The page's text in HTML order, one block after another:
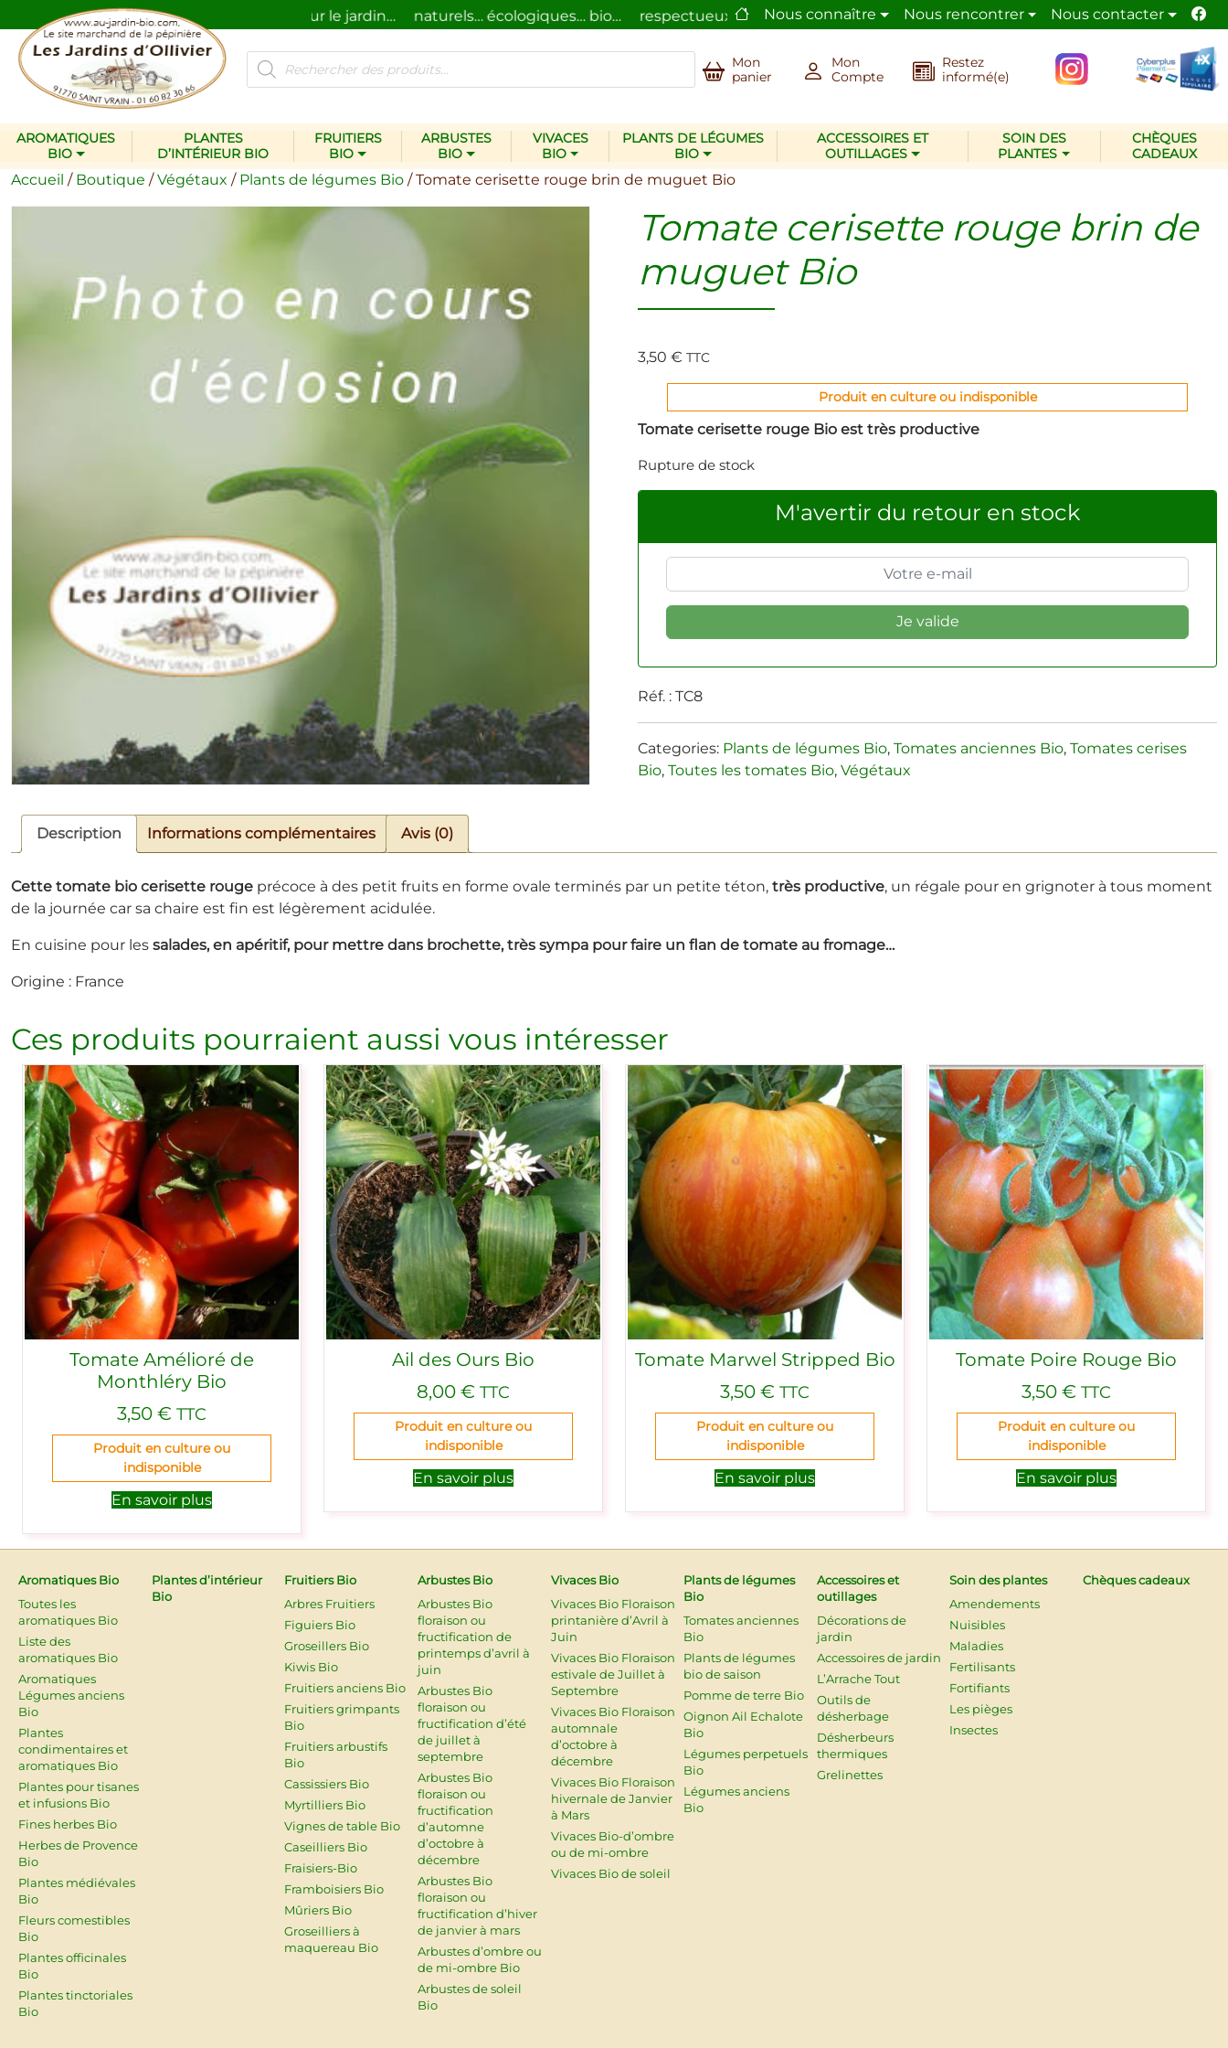
Des plantes et des produits pour le jardin… naturels… écologiques… bio… respectueux de l’homme et de la nature. La pépinière Les Jardins d’Ollivier
Nous connaître Nous rencontrer Nous contacter
Recherche
de
produits
Mon
panier
Mon
Compte
Restez
informé(e)
AROMATIQUES
BIO
PLANTES
D’INTÉRIEUR BIO
FRUITIERS
BIO
ARBUSTES
BIO
VIVACES
BIO
PLANTS DE LÉGUMES
BIO
ACCESSOIRES ET
OUTILLAGES
SOIN DES
PLANTES
CHÈQUES
CADEAUX
Accueil / Boutique /Végétaux / Plants de légumes Bio / Tomate cerisette rouge brin de muguet Bio
Tomate cerisette rouge brin de
muguet Bio
3,50€ TTC
Produit en culture ou indisponible
Tomate cerisette rouge Bio est très productive
Rupture de stock
M'avertir du retour en stock
Réf. :TC8
Categories: Plants de légumes Bio,Tomates anciennes Bio,Tomates cerises
Bio,Toutes les tomates Bio,Végétaux
Description Informations complémentaires Avis (0)
Cette tomate bio cerisette rouge précoce à des petit fruits en forme ovale terminés par un petite téton, très productive, un régale pour en grignoter à tous moment
de la journée car sa chaire est fin est légèrement acidulée.
En cuisine pour les salades, en apéritif, pour mettre dans brochette, très sympa pour faire un flan de tomate au fromage…
Origine : France
Ces produits pourraient aussi vous intéresser
Tomate Amélioré de
Monthléry Bio
3,50 € TTC
Produit en culture ou
indisponible
En savoir plus
Ail des Ours Bio
8,00 € TTC
Produit en culture ou
indisponible
En savoir plus
Tomate Marwel Stripped Bio
3,50 € TTC
Produit en culture ou
indisponible
En savoir plus
Tomate Poire Rouge Bio
3,50 € TTC
Produit en culture ou
indisponible
En savoir plus
Aromatiques Bio
Toutes les
aromatiques Bio
Liste des
aromatiques Bio
Aromatiques
Légumes anciens
Bio
Plantes
condimentaires et
aromatiques Bio
Plantes pour tisanes
et infusions Bio
Fines herbes Bio
Herbes de Provence
Bio
Plantes médiévales
Bio
Fleurs comestibles
Bio
Plantes officinales
Bio
Plantes tinctoriales
Bio
Plantes d’intérieur
Bio
Fruitiers Bio
Arbres Fruitiers
Figuiers Bio
Groseillers Bio
Kiwis Bio
Fruitiers anciens Bio
Fruitiers grimpants
Bio
Fruitiers arbustifs
Bio
Cassissiers Bio
Myrtilliers Bio
Vignes de table Bio
Caseilliers Bio
Fraisiers-Bio
Framboisiers Bio
Mûriers Bio
Groseilliers à
maquereau Bio
Arbustes Bio
Arbustes Bio
floraison ou
fructification de
printemps d’avril à
juin
Arbustes Bio
floraison ou
fructification d’été
de juillet à
septembre
Arbustes Bio
floraison ou
fructification
d’automne
d’octobre à
décembre
Arbustes Bio
floraison ou
fructification d’hiver
de janvier à mars
Arbustes d’ombre ou
de mi-ombre Bio
Arbustes de soleil
Bio
Vivaces Bio
Vivaces Bio Floraison
printanière d’Avril à
Juin
Vivaces Bio Floraison
estivale de Juillet à
Septembre
Vivaces Bio Floraison
automnale
d’octobre à
décembre
Vivaces Bio Floraison
hivernale de Janvier
à Mars
Vivaces Bio-d’ombre
ou de mi-ombre
Vivaces Bio de soleil
Plants de légumes
Bio
Tomates anciennes
Bio
Plants de légumes
bio de saison
Pomme de terre Bio
Oignon Ail Echalote
Bio
Légumes perpetuels
Bio
Légumes anciens
Bio
Accessoires et
outillages
Décorations de
jardin
Accessoires de jardin
L’Arrache Tout
Outils de
désherbage
Désherbeurs
thermiques
Grelinettes
Soin des plantes
Amendements
Nuisibles
Maladies
Fertilisants
Fortifiants
Les pièges
Insectes
Chèques cadeaux